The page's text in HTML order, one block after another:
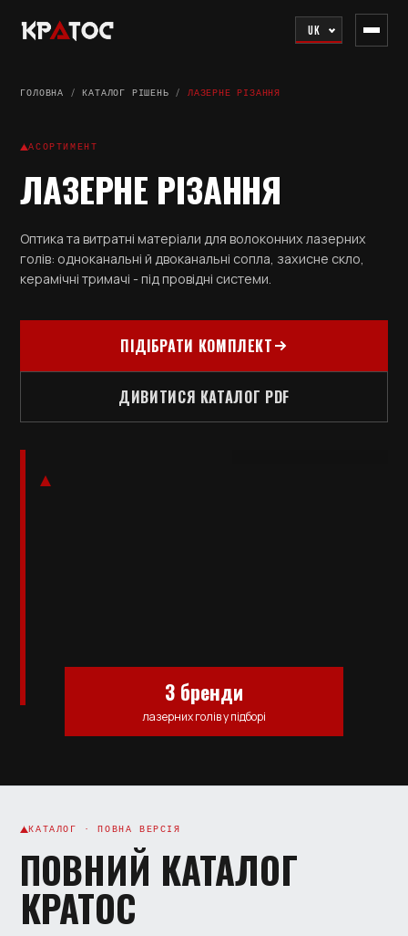
UK
ГОЛОВНА /КАТАЛОГ РІШЕНЬ /ЛАЗЕРНЕ РІЗАННЯ
АСОРТИМЕНТ
ЛАЗЕРНЕ РІЗАННЯ
Оптика та витратні матеріали для волоконних лазерних
голів: одноканальні й двоканальні сопла, захисне скло,
керамічні тримачі - під провідні системи.
ПІДІБРАТИ КОМПЛЕКТ
ДИВИТИСЯ КАТАЛОГ PDF
3 бренди
лазерних голів у підборі
КАТАЛОГ · ПОВНА ВЕРСІЯ
ПОВНИЙ КАТАЛОГ
КРАТОС